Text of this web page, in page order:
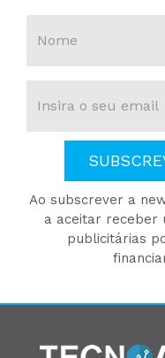
Ao subscrever a
a aceitar receber
publicitárias